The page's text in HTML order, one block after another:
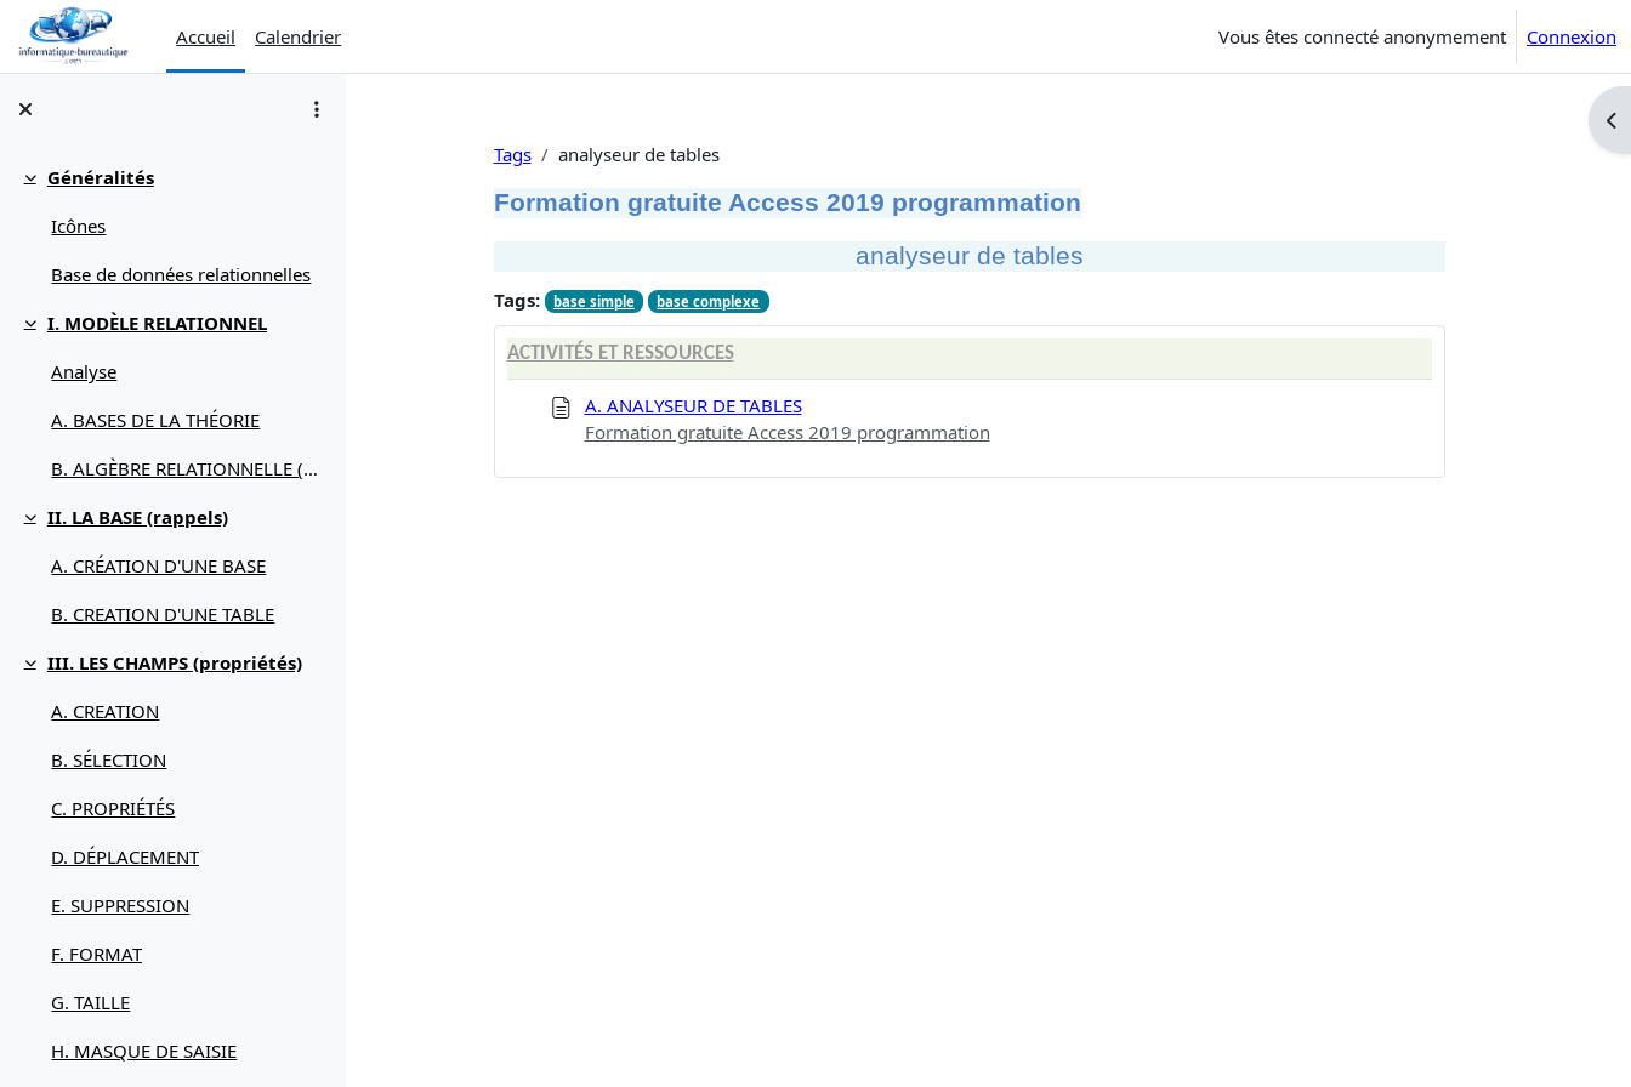
Passer au contenu principal
Accueil
Calendrier Vous êtes connecté anonymement Connexion
Replier
Généralités
Icônes
Base de données relationnelles
Replier
I. MODÈLE RELATIONNEL
Analyse
A. BASES DE LA THÉORIE
B. ALGÈBRE RELATIONNELLE (débuter avec)
Replier
II. LA BASE (rappels)
A. CRÉATION D'UNE BASE
B. CREATION D'UNE TABLE
Replier
III. LES CHAMPS (propriétés)
A. CREATION
B. SÉLECTION
C. PROPRIÉTÉS
D. DÉPLACEMENT
E. SUPPRESSION
F. FORMAT
G. TAILLE
H. MASQUE DE SAISIE
Tags
analyseur de tables
Formation gratuite Access 2019 programmation
analyseur de tables
Tags: base simple base complexe
ACTIVITÉS ET RESSOURCES
A. ANALYSEUR DE TABLES
Formation gratuite Access 2019 programmation